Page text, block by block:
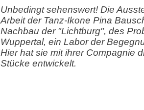
Unbedingt sehenswert! Die
Arbeit der Tanz-Ikone Pina
Nachbau der "Lichtburg", des
Wuppertal, ein Labor der
Hier hat sie mit ihrer Compagnie
Stücke entwickelt.